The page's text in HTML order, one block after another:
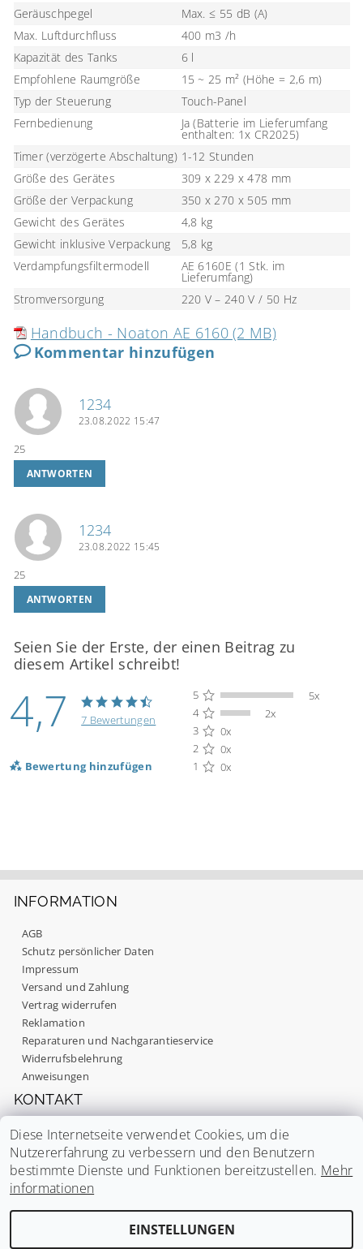
Geräuschpegel
Max. ≤ 55 dB (A)
Max. Luftdurchfluss
400 m3 /h
Kapazität des Tanks
6 l
Empfohlene Raumgröße
15 ~ 25 m² (Höhe = 2,6 m)
Typ der Steuerung
Touch-Panel
Fernbedienung
Ja (Batterie im Lieferumfang
enthalten: 1x CR2025)
Timer (verzögerte Abschaltung) 1-12 Stunden
Größe des Gerätes
309 x 229 x 478 mm
Größe der Verpackung
350 x 270 x 505 mm
Gewicht des Gerätes
4,8 kg
Gewicht inklusive Verpackung
5,8 kg
Verdampfungsfiltermodell
AE 6160E (1 Stk. im
Lieferumfang)
Stromversorgung
220 V – 240 V / 50 Hz
Handbuch - Noaton AE 6160 (2 MB)
Kommentar hinzufügen
1234
23.08.2022 15:47
25
ANTWORTEN
1234
23.08.2022 15:45
25
ANTWORTEN
Seien Sie der Erste, der einen Beitrag zu
diesem Artikel schreibt!
4,7 7 Bewertungen
Bewertung hinzufügen
5
5x
4
2x
3
0x
2
0x
1
0x
Mit dem Absenden Ihrer Bewertung stimmen Sie
unserenDatenschutzbestimmungen
INFORMATION
AGB
Schutz persönlicher Daten
Impressum
Versand und Zahlung
Vertrag widerrufen
Reklamation
Reparaturen und Nachgarantieservice
Widerrufsbelehrung
Anweisungen
KONTAKT
Mo. - Fr.: 09:00 - 17:00
info@noaton.de
Noaton.cz
Diese Internetseite verwendet Cookies, um die
Nutzererfahrung zu verbessern und den Benutzern
bestimmte Dienste und Funktionen bereitzustellen. Mehr
informationen
EINSTELLUNGEN